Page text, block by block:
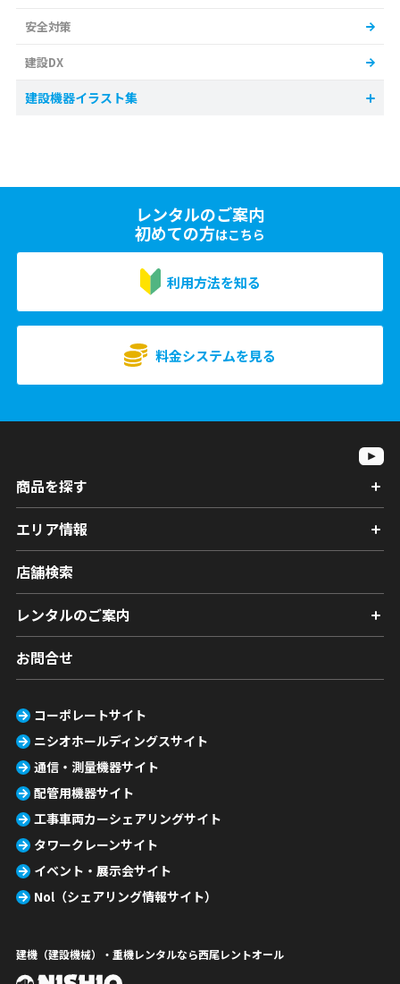
安全対策
建設DX
建設機器イラスト集
レンタルのご案内
初めての方はこちら
利用方法を知る
料金システムを見る
商品を探す
エリア情報
店舗検索
レンタルのご案内
お問合せ
コーポレートサイト
ニシオホールディングスサイト
通信・測量機器サイト
配管用機器サイト
工事車両カーシェアリングサイト
タワークレーンサイト
イベント・展示会サイト
Nol（シェアリング情報サイト）
建機（建設機械）・重機レンタルなら西尾レントオール